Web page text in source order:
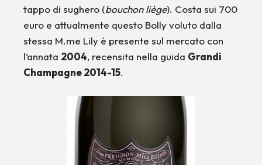
tappo di sughero (bouchon liège). Costa sui 700
euro e attualmente questo Bolly voluto dalla
stessa M.me Lily è presente sul mercato con
l’annata 2004, recensita nella guida Grandi
Champagne 2014-15.